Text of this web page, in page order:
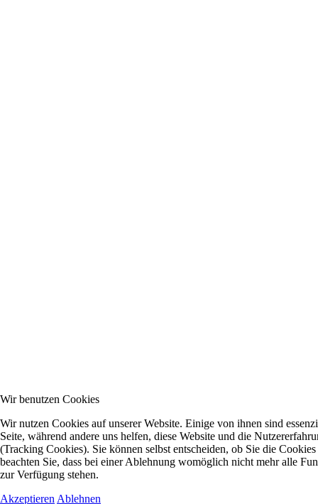
Wir benutzen Cookies
Wir nutzen Cookies auf unserer Website. Einige von ihnen sind
Seite, während andere uns helfen, diese Website und die
(Tracking Cookies). Sie können selbst entscheiden, ob Sie die
beachten Sie, dass bei einer Ablehnung womöglich nicht mehr alle
zur Verfügung stehen.
Akzeptieren Ablehnen